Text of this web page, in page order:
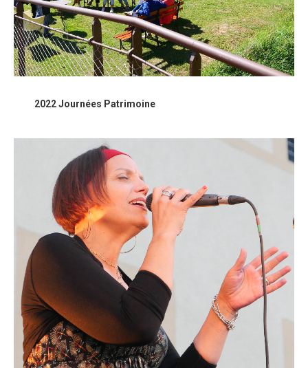
2022 Journées Patrimoine